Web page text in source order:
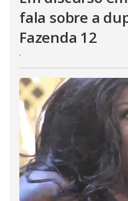
fala sobre a
Fazenda 12
.